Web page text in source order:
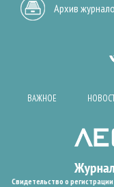
Архив
ВАЖНОЕ
Свидетельство о